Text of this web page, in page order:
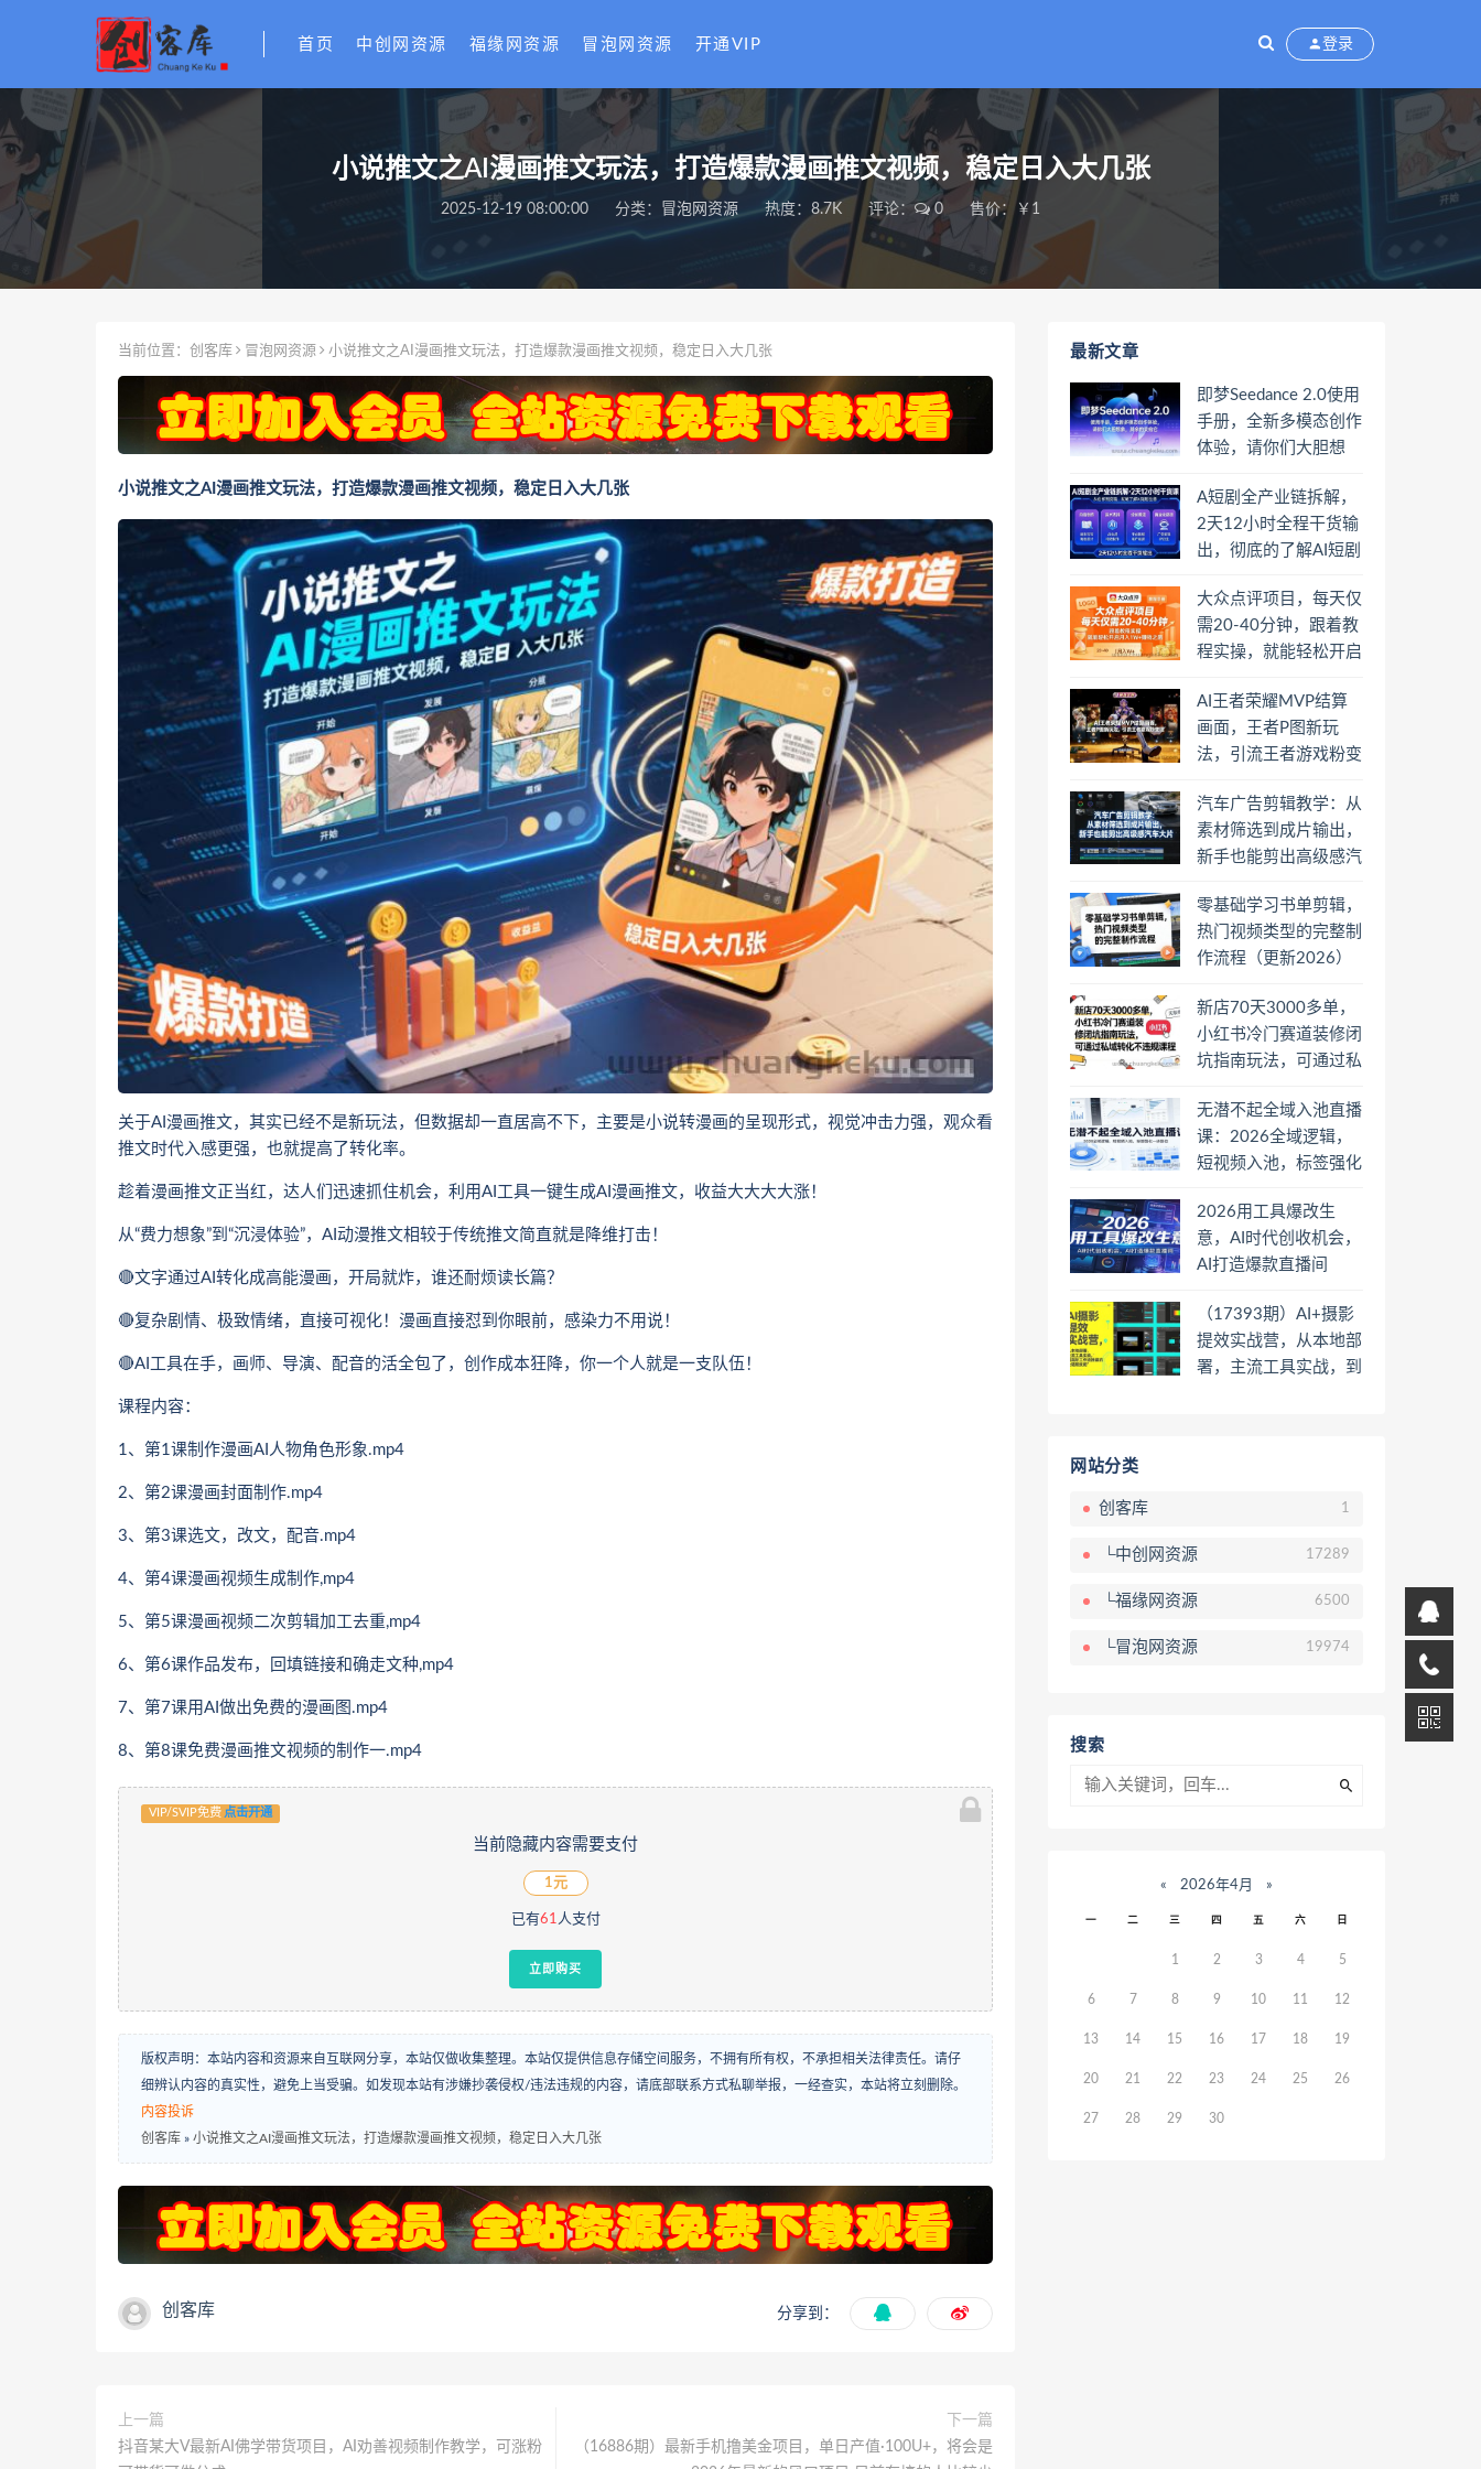
首页 中创网资源 福缘网资源 冒泡网资源 开通VIP 登录
小说推文之AI漫画推文玩法，打造爆款漫画推文视频，稳定日入大几张
2025-12-19 08:00:00 分类： 冒泡网资源 热度：8.7K 评论： 0 售价：￥1
当前位置： 创客库 冒泡网资源 小说推文之AI漫画推文玩法，打造爆款漫画推文视频，稳定日入大几张
小说推文之AI漫画推文玩法，打造爆款漫画推文视频，稳定日入大几张
关于AI漫画推文，其实已经不是新玩法，但数据却一直居高不下，主要是小说转漫画的呈现形式，视觉冲击力强，观众看
推文时代入感更强，也就提高了转化率。
趁着漫画推文正当红，达人们迅速抓住机会，利用AI工具一键生成AI漫画推文，收益大大大大涨！
从“费力想象”到“沉浸体验”，AI动漫推文相较于传统推文简直就是降维打击！
🔴文字通过AI转化成高能漫画，开局就炸，谁还耐烦读长篇？
🔴复杂剧情、极致情绪，直接可视化！漫画直接怼到你眼前，感染力不用说！
🔴AI工具在手，画师、导演、配音的活全包了，创作成本狂降，你一个人就是一支队伍！
课程内容：
1、第1课制作漫画AI人物角色形象.mp4
2、第2课漫画封面制作.mp4
3、第3课选文，改文，配音.mp4
4、第4课漫画视频生成制作,mp4
5、第5课漫画视频二次剪辑加工去重,mp4
6、第6课作品发布，回填链接和确走文种,mp4
7、第7课用AI做出免费的漫画图.mp4
8、第8课免费漫画推文视频的制作一.mp4
VIP/SVIP免费 点击开通
当前隐藏内容需要支付
1元
已有61人支付
立即购买
版权声明：本站内容和资源来自互联网分享，本站仅做收集整理。本站仅提供信息存储空间服务，不拥有所有权，不承担相关法律责任。请仔
细辨认内容的真实性，避免上当受骗。如发现本站有涉嫌抄袭侵权/违法违规的内容，请底部联系方式私聊举报，一经查实，本站将立刻删除。
内容投诉
创客库 » 小说推文之AI漫画推文玩法，打造爆款漫画推文视频，稳定日入大几张
创客库 分享到：
上一篇
抖音某大V最新AI佛学带货项目，AI劝善视频制作教学，可涨粉
下一篇
（16886期）最新手机撸美金项目，单日产值·100U+，将会是
最新文章
即梦Seedance 2.0使用
手册，全新多模态创作
体验，请你们大胆想
A短剧全产业链拆解，
2天12小时全程干货输
出，彻底的了解AI短剧
大众点评项目，每天仅
需20-40分钟，跟着教
程实操，就能轻松开启
AI王者荣耀MVP结算
画面，王者P图新玩
法，引流王者游戏粉变
汽车广告剪辑教学：从
素材筛选到成片输出，
新手也能剪出高级感汽
零基础学习书单剪辑，
热门视频类型的完整制
作流程（更新2026）
新店70天3000多单，
小红书冷门赛道装修闭
坑指南玩法，可通过私
无潜不起全域入池直播
课：2026全域逻辑，
短视频入池，标签强化
2026用工具爆改生
意，AI时代创收机会，
AI打造爆款直播间
（17393期）AI+摄影
提效实战营，从本地部
署，主流工具实战，到
网站分类
创客库 1
└中创网资源 17289
└福缘网资源 6500
└冒泡网资源 19974
搜索
« 2026年4月 »
一 二 三 四 五 六 日
1 2 3 4 5
6 7 8 9 10 11 12
13 14 15 16 17 18 19
20 21 22 23 24 25 26
27 28 29 30